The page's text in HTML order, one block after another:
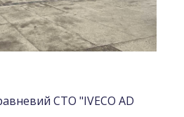
СТО "IVECO AD